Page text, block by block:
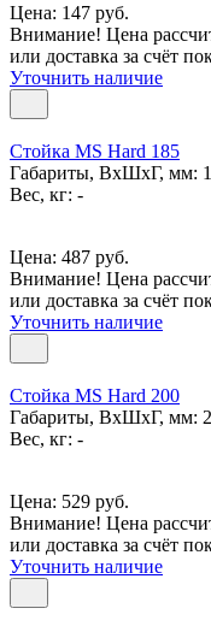
Цена: 147 руб.
Внимание! Цена
или доставка за счёт
Уточнить наличие
Стойка MS Hard 185
Габариты, ВxШxГ, мм:
Вес, кг: -
Цена: 487 руб.
Внимание! Цена
или доставка за счёт
Уточнить наличие
Стойка MS Hard 200
Габариты, ВxШxГ, мм:
Вес, кг: -
Цена: 529 руб.
Внимание! Цена
или доставка за счёт
Уточнить наличие